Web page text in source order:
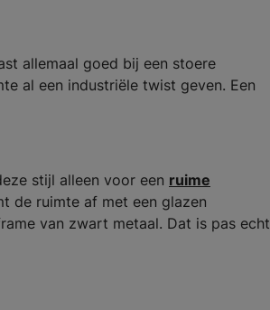
allemaal goed bij een stoere
al een industriële twist geven. Een
stijl alleen voor een ruime
de ruimte af met een glazen
van zwart metaal. Dat is pas echt